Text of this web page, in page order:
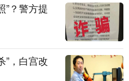
”？警方提
”，白宫改